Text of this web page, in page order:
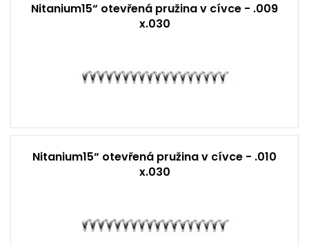
Nitanium15“ otevřená pružina v cívce - .009
x.030
Nitanium15“ otevřená pružina v cívce - .010
x.030